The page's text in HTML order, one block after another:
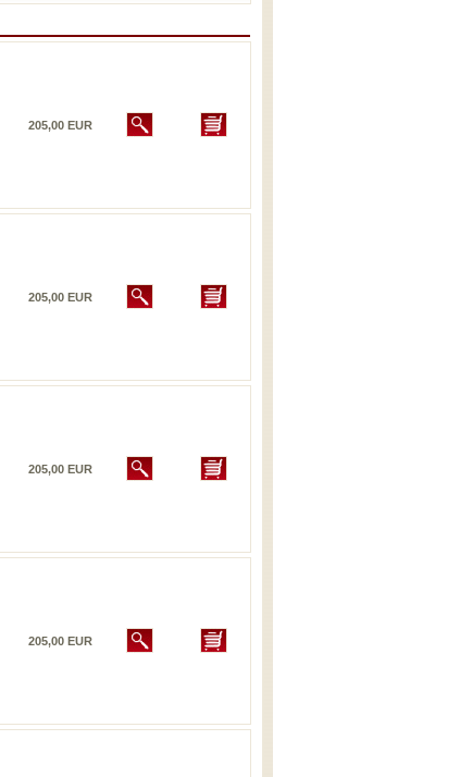
205,00 EUR
205,00 EUR
205,00 EUR
205,00 EUR